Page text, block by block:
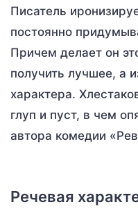
Писатель
постоянно
Причем делает он
получить лучшее, а
характера.
глуп и пуст, в чем
автора комедии
Речевая